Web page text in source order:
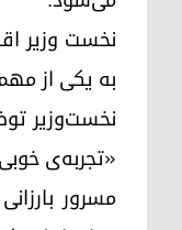
نخست وزیر
به یکی از
نخست‌وزیر
«تجربه‌ی
مسرور